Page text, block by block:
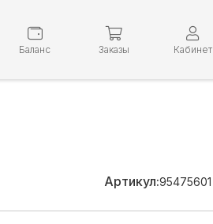
Баланс Заказы Кабинет
Артикул:95475601